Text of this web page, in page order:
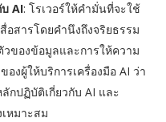
AI: โรเวอร์ให้คำมั่นที่จะใช้
สารโดยคำนึงถึงจริยธรรม
ของข้อมูลและการให้ความ
งผู้ให้บริการเครื่องมือ AI ว่า
กปฏิบัติเกี่ยวกับ AI และ
หมาะสม